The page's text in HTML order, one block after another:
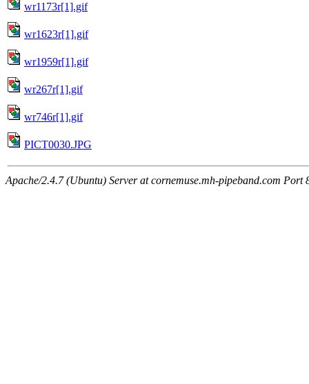
wr1173r[1].gif
wr1623r[1].gif
wr1959r[1].gif
wr267r[1].gif
wr746r[1].gif
PICT0030.JPG
Apache/2.4.7 (Ubuntu) Server at cornemuse.mh-pipeband.com Port